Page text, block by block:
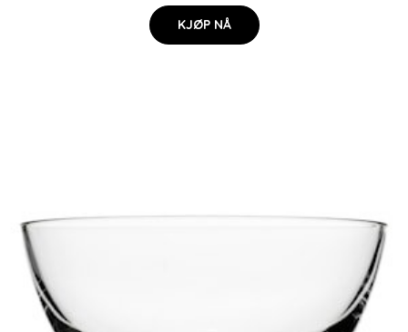
KJØP NÅ